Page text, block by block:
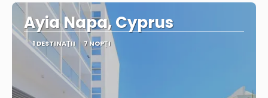
Ayia Napa, Cyprus
1 DESTINAŢII 7 NOPȚI